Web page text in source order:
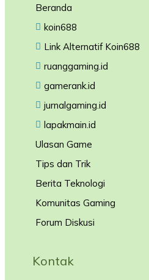
Beranda
koin688
Link Alternatif Koin688
ruanggaming.id
gamerank.id
jurnalgaming.id
lapakmain.id
Ulasan Game
Tips dan Trik
Berita Teknologi
Komunitas Gaming
Forum Diskusi
Kontak